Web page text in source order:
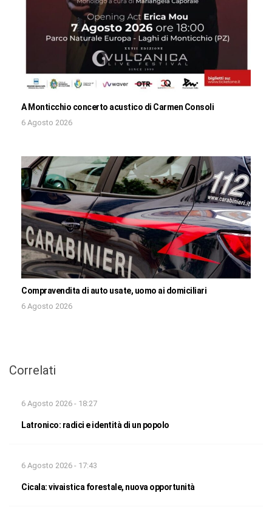
A Monticchio concerto acustico di Carmen Consoli
6 Agosto 2026
Compravendita di auto usate, uomo ai domiciliari
6 Agosto 2026
Correlati
6 Agosto 2026 - 18:27
Latronico: radici e identità di un popolo
6 Agosto 2026 - 17:43
Cicala: vivaistica forestale, nuova opportunità